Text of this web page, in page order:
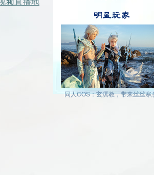
明星玩家
同人COS：玄溟教，带来丝丝寒